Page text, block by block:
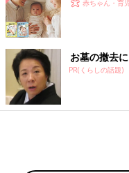
赤ちゃん・育
お墓の撤去
PR(くらしの話題)